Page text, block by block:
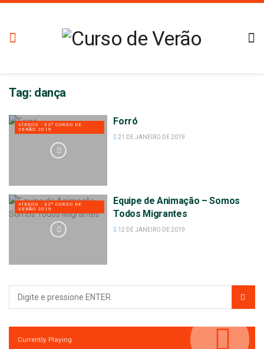
Tag: dança
VÍDEOS - 32º CURSO DE
VERÃO 2019
Forró
21 DE JANEIRO DE 2019
VÍDEOS - 32º CURSO DE
VERÃO 2019
Equipe de Animação – Somos
Todos Migrantes
12 DE JANEIRO DE 2019
Currently Playing